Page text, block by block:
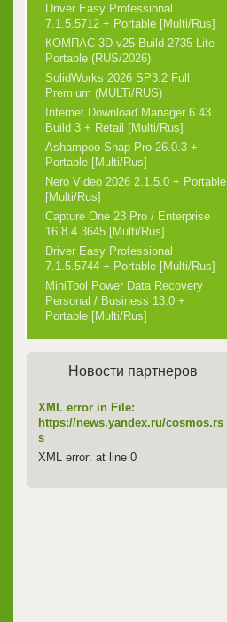
Driver Easy Professional
7.1.5.5712 + Portable [Multi/Rus]
КОМПАС-3D v25 Build 2735 Lite
Portable (RUS/2026)
SolidWorks 2026 SP3.2 Full
Premium (MULTi/RUS)
Internet Download Manager 6.43
Build 3 + Retail [Multi/Rus]
Ashampoo Snap Pro 26.0.3 +
Portable [Multi/Rus]
Nero Video 2026 2.1.5.0 + Portable
[Multi/Rus]
Capture One 23 Pro / Enterprise
16.8.4.3645 [Multi/Rus]
Driver Easy Professional
7.1.5.5744 + Portable [Multi/Rus]
MiniTool Power Data Recovery
Personal / Business 13.0 +
Portable [Multi/Rus]
Новости партнеров
XML error in File:
https://news.yandex.ru/cosmos.rs
s
XML error: at line 0